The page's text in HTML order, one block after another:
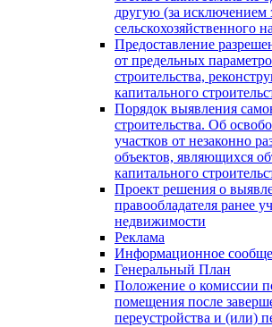
другую (за исключением
сельскохозяйственного
Предоставление
от предельных
строительства,
капитального
Порядок выявления
строительства. Об
участков от незаконно
объектов, являющихся
капитального
Проект решения о
правообладателя ранее
недвижимости
Реклама
Информационное
Генеральный План
Положение о комиссии
помещения после
переустройства и (или)